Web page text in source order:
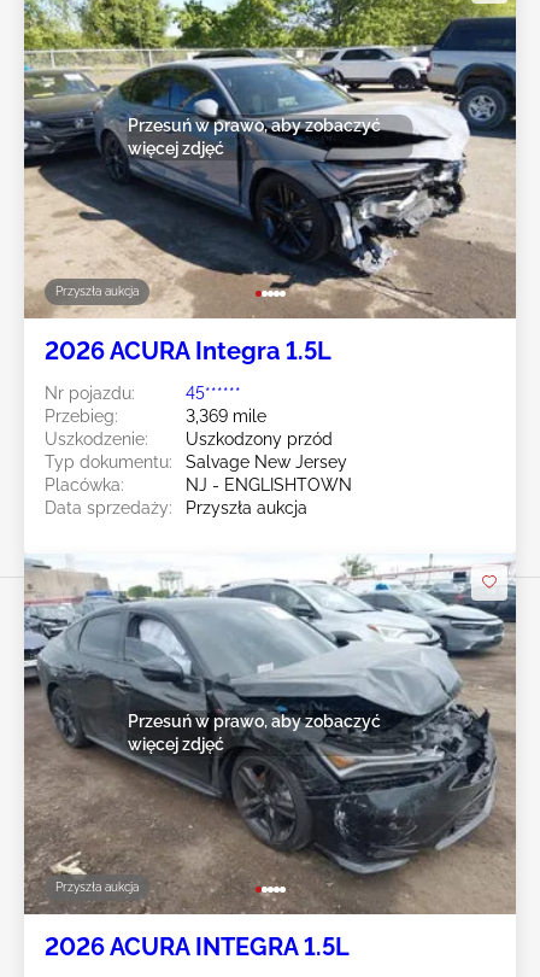
Przyszła aukcja
Przesuń w prawo, aby zobaczyć
więcej zdjęć
2026 ACURA Integra 1.5L
Nr pojazdu:
45******
Przebieg:
3,369 mile
Uszkodzenie:
Uszkodzony przód
Typ dokumentu:
Salvage New Jersey
Placówka:
NJ - ENGLISHTOWN
Data sprzedaży:
Przyszła aukcja
Przyszła aukcja
Przesuń w prawo, aby zobaczyć
więcej zdjęć
2026 ACURA INTEGRA 1.5L